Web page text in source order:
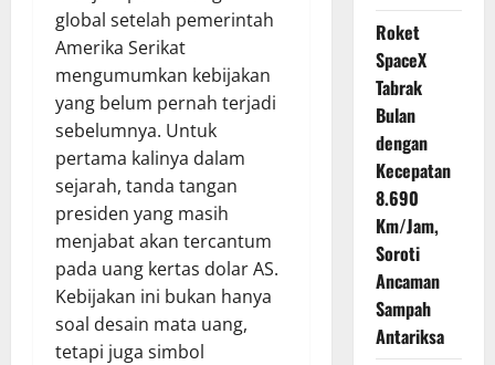
global setelah pemerintah
Amerika Serikat
mengumumkan kebijakan
yang belum pernah terjadi
sebelumnya. Untuk
pertama kalinya dalam
sejarah, tanda tangan
presiden yang masih
menjabat akan tercantum
pada uang kertas dolar AS.
Kebijakan ini bukan hanya
soal desain mata uang,
tetapi juga simbol
Roket
SpaceX
Tabrak
Bulan
dengan
Kecepatan
8.690
Km/Jam,
Soroti
Ancaman
Sampah
Antariksa